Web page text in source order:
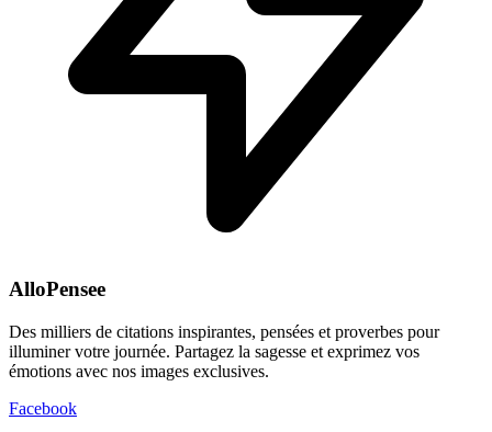
AlloPensee
Des milliers de citations inspirantes, pensées et proverbes pour
illuminer votre journée. Partagez la sagesse et exprimez vos
émotions avec nos images exclusives.
Facebook